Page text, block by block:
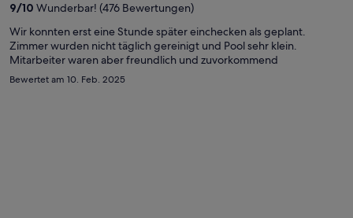
Person
9/10 Wunderbar! (476 Bewertungen)
Wir konnten erst eine Stunde später einchecken als geplant.
Zimmer wurden nicht täglich gereinigt und Pool sehr klein.
Mitarbeiter waren aber freundlich und zuvorkommend
Bewertet am 10. Feb. 2025